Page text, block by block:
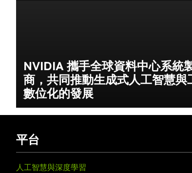
NVIDIA 攜手全球資料中心系統
商，共同推動生成式人工智慧與
數位化的發展
平台
人工智慧與深度學習